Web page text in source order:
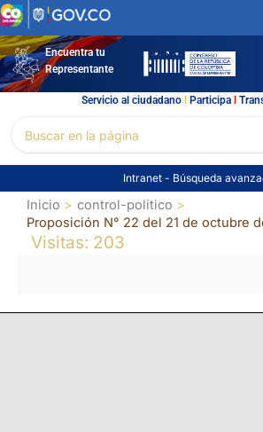
Ir
al
contenidoEncuentra tu
Representante
Servicio al ciudadano l Participal
por:
Intranet - Búsqueda
Inicio
control-politico
Proposición N° 22 del 21 de octubre
Visitas: 203